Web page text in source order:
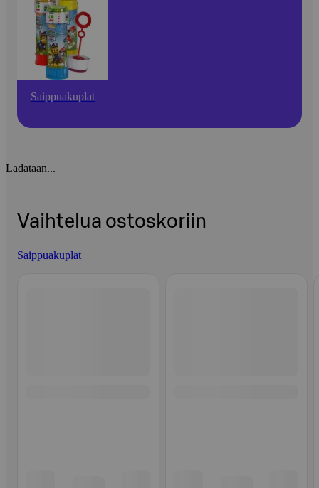
Saippuakuplat
Ladataan...
Vaihtelua ostoskoriin
Saippuakuplat